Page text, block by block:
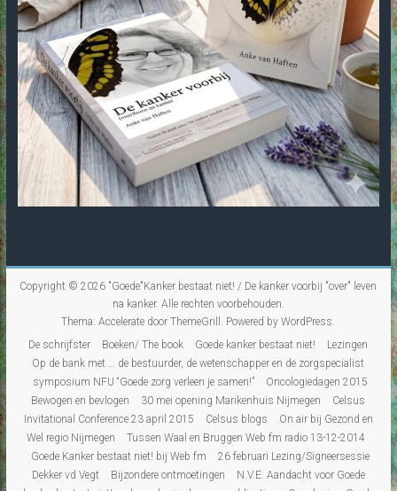
Copyright © 2026 "Goede"Kanker bestaat niet! / De kanker voorbij "over" leven
na kanker. Alle rechten voorbehouden.
Thema:Accelerate door ThemeGrill. Powered byWordPress.
De schrijfster
Boeken/ The book Goede kanker bestaat niet!
Lezingen
Op de bank met … de bestuurder, de wetenschapper en de zorgspecialist
symposium NFU “Goede zorg verleen je samen!”
Oncologiedagen 2015
Bewogen en bevlogen
30 mei opening Marikenhuis Nijmegen
Celsus
Invitational Conference 23 april 2015
Celsus blogs
On air bij Gezond en
Wel regio Nijmegen
Tussen Waal en Bruggen Web fm radio 13-12-2014
Goede Kanker bestaat niet! bij Web fm
26 februari Lezing/Signeersessie
Dekker vd Vegt
Bijzondere ontmoetingen
N.V.E. Aandacht voor Goede